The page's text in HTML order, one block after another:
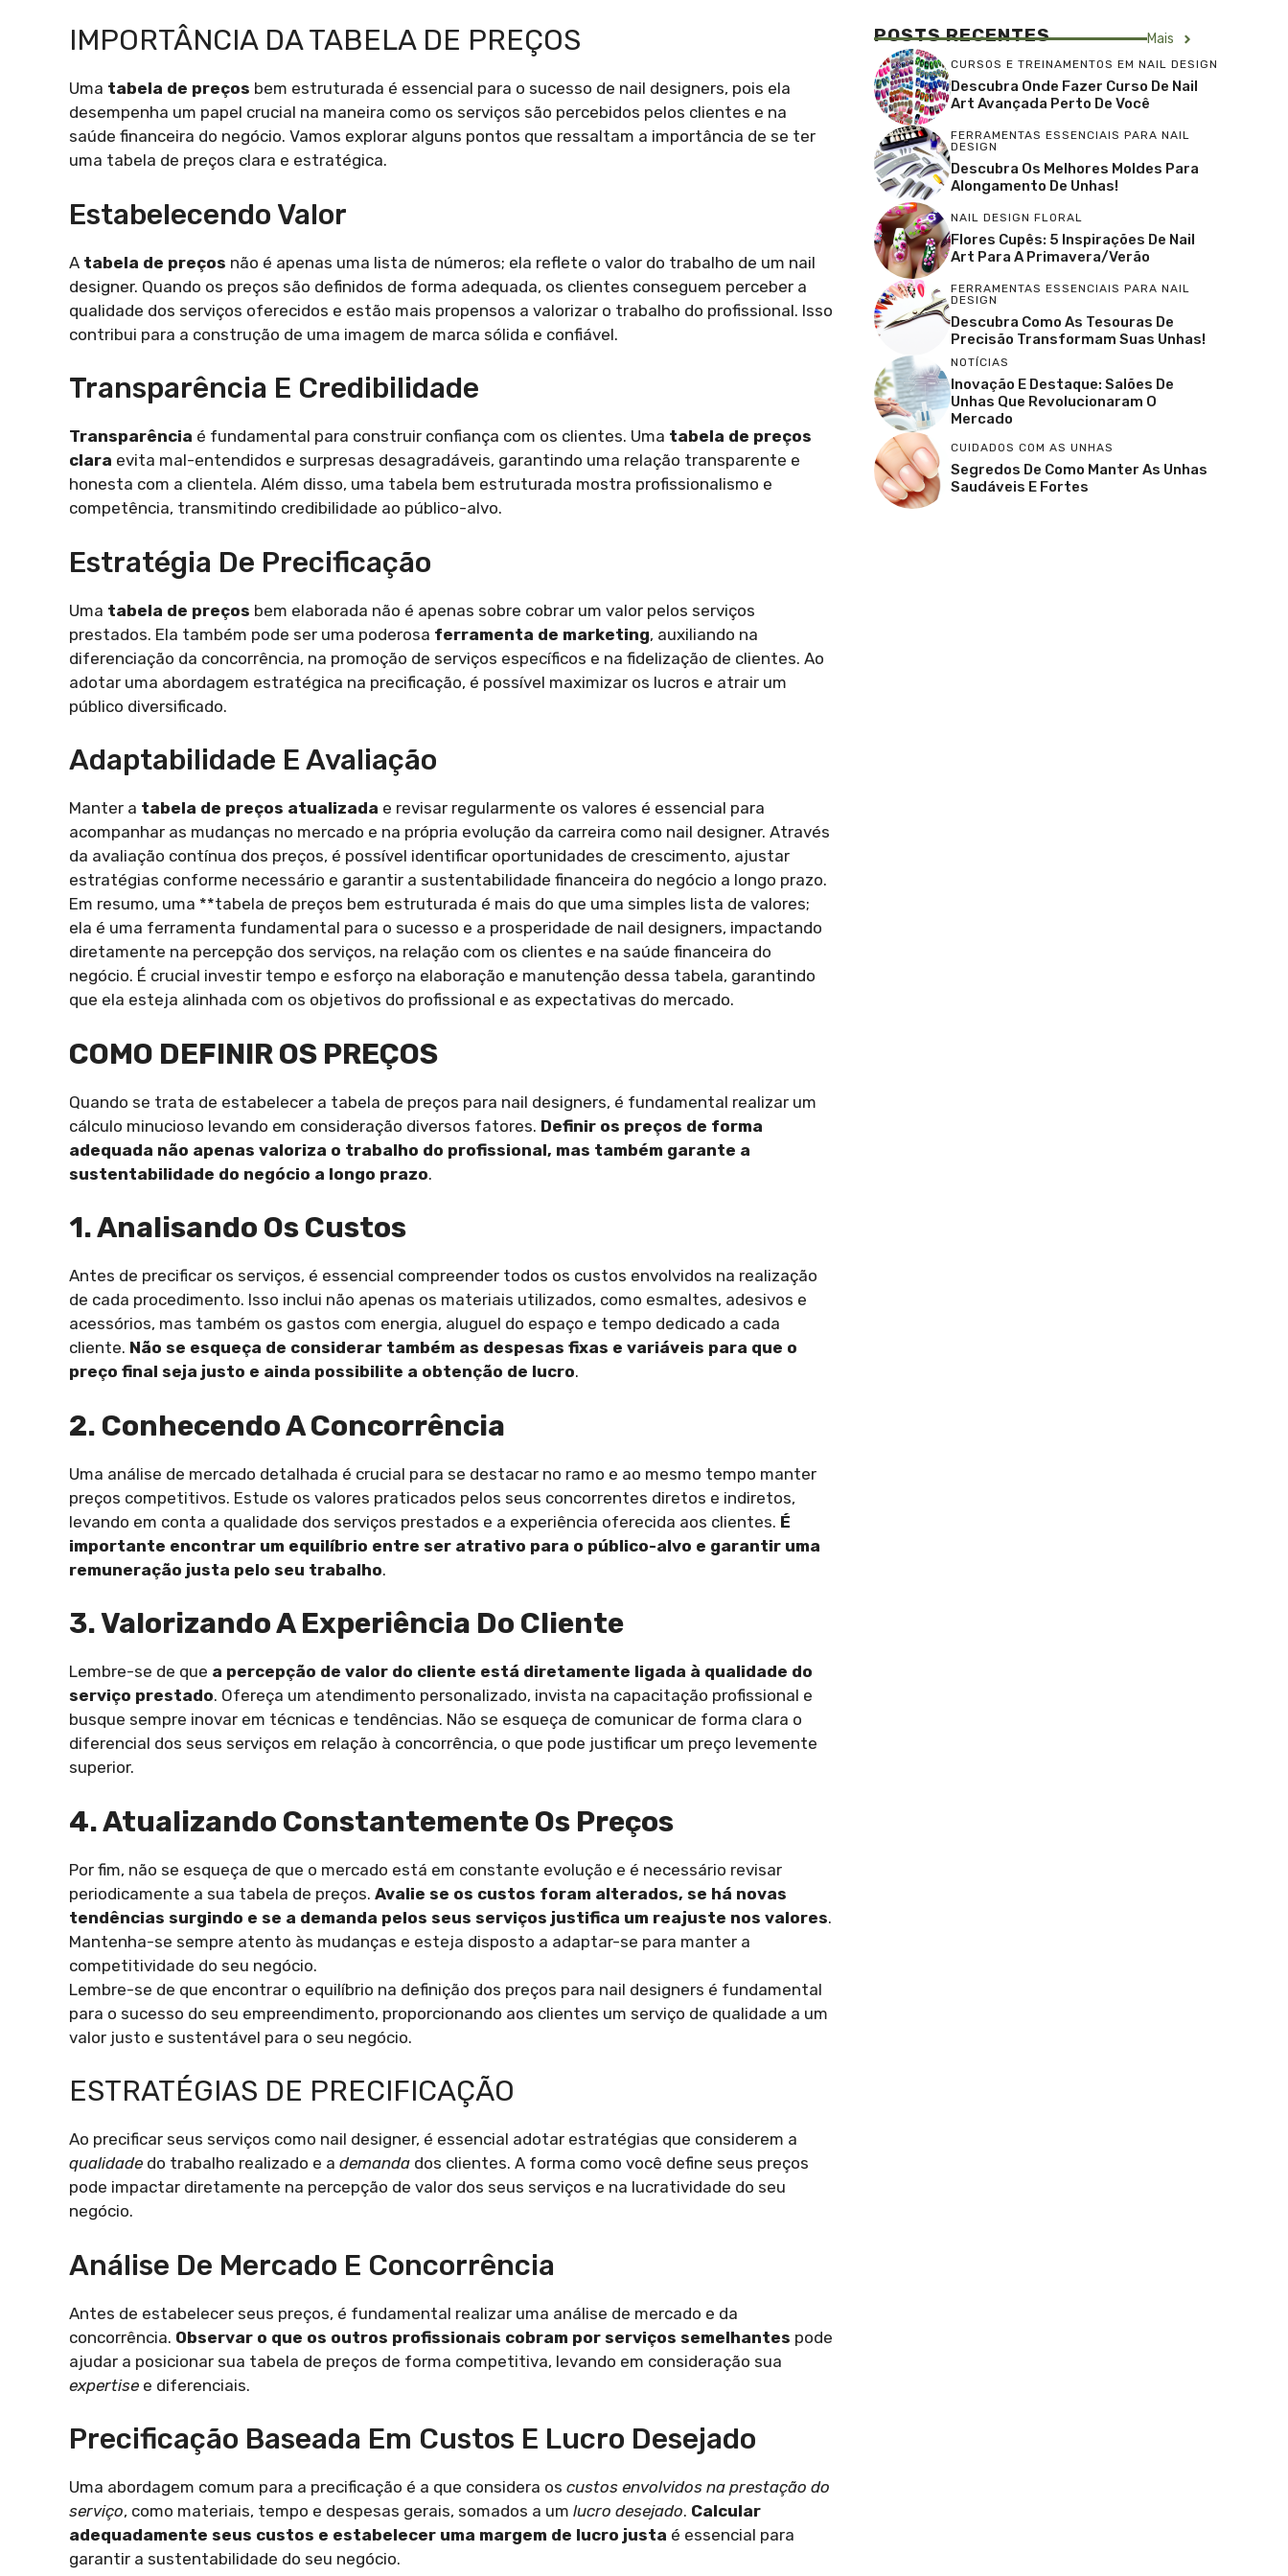
IMPORTÂNCIA DA TABELA DE PREÇOS
Uma tabela de preços bem estruturada é essencial para o sucesso de nail designers, pois ela
desempenha um papel crucial na maneira como os serviços são percebidos pelos clientes e na
saúde financeira do negócio. Vamos explorar alguns pontos que ressaltam a importância de se ter
uma tabela de preços clara e estratégica.
Estabelecendo Valor
A tabela de preços não é apenas uma lista de números; ela reflete o valor do trabalho de um nail
designer. Quando os preços são definidos de forma adequada, os clientes conseguem perceber a
qualidade dos serviços oferecidos e estão mais propensos a valorizar o trabalho do profissional. Isso
contribui para a construção de uma imagem de marca sólida e confiável.
Transparência E Credibilidade
Transparência é fundamental para construir confiança com os clientes. Uma tabela de preços
clara evita mal-entendidos e surpresas desagradáveis, garantindo uma relação transparente e
honesta com a clientela. Além disso, uma tabela bem estruturada mostra profissionalismo e
competência, transmitindo credibilidade ao público-alvo.
Estratégia De Precificação
Uma tabela de preços bem elaborada não é apenas sobre cobrar um valor pelos serviços
prestados. Ela também pode ser uma poderosa ferramenta de marketing, auxiliando na
diferenciação da concorrência, na promoção de serviços específicos e na fidelização de clientes. Ao
adotar uma abordagem estratégica na precificação, é possível maximizar os lucros e atrair um
público diversificado.
Adaptabilidade E Avaliação
Manter a tabela de preços atualizada e revisar regularmente os valores é essencial para
acompanhar as mudanças no mercado e na própria evolução da carreira como nail designer. Através
da avaliação contínua dos preços, é possível identificar oportunidades de crescimento, ajustar
estratégias conforme necessário e garantir a sustentabilidade financeira do negócio a longo prazo.
Em resumo, uma **tabela de preços bem estruturada é mais do que uma simples lista de valores;
ela é uma ferramenta fundamental para o sucesso e a prosperidade de nail designers, impactando
diretamente na percepção dos serviços, na relação com os clientes e na saúde financeira do
negócio. É crucial investir tempo e esforço na elaboração e manutenção dessa tabela, garantindo
que ela esteja alinhada com os objetivos do profissional e as expectativas do mercado.
COMO DEFINIR OS PREÇOS
Quando se trata de estabelecer a tabela de preços para nail designers, é fundamental realizar um
cálculo minucioso levando em consideração diversos fatores. Definir os preços de forma
adequada não apenas valoriza o trabalho do profissional, mas também garante a
sustentabilidade do negócio a longo prazo.
1. Analisando Os Custos
Antes de precificar os serviços, é essencial compreender todos os custos envolvidos na realização
de cada procedimento. Isso inclui não apenas os materiais utilizados, como esmaltes, adesivos e
acessórios, mas também os gastos com energia, aluguel do espaço e tempo dedicado a cada
cliente. Não se esqueça de considerar também as despesas fixas e variáveis para que o
preço final seja justo e ainda possibilite a obtenção de lucro.
2. Conhecendo A Concorrência
Uma análise de mercado detalhada é crucial para se destacar no ramo e ao mesmo tempo manter
preços competitivos. Estude os valores praticados pelos seus concorrentes diretos e indiretos,
levando em conta a qualidade dos serviços prestados e a experiência oferecida aos clientes. É
importante encontrar um equilíbrio entre ser atrativo para o público-alvo e garantir uma
remuneração justa pelo seu trabalho.
3. Valorizando A Experiência Do Cliente
Lembre-se de que a percepção de valor do cliente está diretamente ligada à qualidade do
serviço prestado. Ofereça um atendimento personalizado, invista na capacitação profissional e
busque sempre inovar em técnicas e tendências. Não se esqueça de comunicar de forma clara o
diferencial dos seus serviços em relação à concorrência, o que pode justificar um preço levemente
superior.
4. Atualizando Constantemente Os Preços
Por fim, não se esqueça de que o mercado está em constante evolução e é necessário revisar
periodicamente a sua tabela de preços. Avalie se os custos foram alterados, se há novas
tendências surgindo e se a demanda pelos seus serviços justifica um reajuste nos valores.
Mantenha-se sempre atento às mudanças e esteja disposto a adaptar-se para manter a
competitividade do seu negócio.
Lembre-se de que encontrar o equilíbrio na definição dos preços para nail designers é fundamental
para o sucesso do seu empreendimento, proporcionando aos clientes um serviço de qualidade a um
valor justo e sustentável para o seu negócio.
ESTRATÉGIAS DE PRECIFICAÇÃO
Ao precificar seus serviços como nail designer, é essencial adotar estratégias que considerem a
qualidade do trabalho realizado e a demanda dos clientes. A forma como você define seus preços
pode impactar diretamente na percepção de valor dos seus serviços e na lucratividade do seu
negócio.
Análise De Mercado E Concorrência
Antes de estabelecer seus preços, é fundamental realizar uma análise de mercado e da
concorrência. Observar o que os outros profissionais cobram por serviços semelhantes pode
ajudar a posicionar sua tabela de preços de forma competitiva, levando em consideração sua
expertise e diferenciais.
Precificação Baseada Em Custos E Lucro Desejado
Uma abordagem comum para a precificação é a que considera os custos envolvidos na prestação do
serviço, como materiais, tempo e despesas gerais, somados a um lucro desejado. Calcular
adequadamente seus custos e estabelecer uma margem de lucro justa é essencial para
garantir a sustentabilidade do seu negócio.
POSTS RECENTES Mais
CURSOS E TREINAMENTOS EM NAIL DESIGN
Descubra Onde Fazer Curso De Nail
Art Avançada Perto De Você
FERRAMENTAS ESSENCIAIS PARA NAIL
DESIGN
Descubra Os Melhores Moldes Para
Alongamento De Unhas!
NAIL DESIGN FLORAL
Flores Cupês: 5 Inspirações De Nail
Art Para A Primavera/Verão
FERRAMENTAS ESSENCIAIS PARA NAIL
DESIGN
Descubra Como As Tesouras De
Precisão Transformam Suas Unhas!
NOTÍCIAS
Inovação E Destaque: Salões De
Unhas Que Revolucionaram O
Mercado
CUIDADOS COM AS UNHAS
Segredos De Como Manter As Unhas
Saudáveis E Fortes